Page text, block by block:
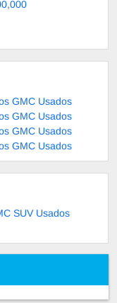
GMC Usados
GMC Usados
GMC Usados
GMC Usados
SUV Usados